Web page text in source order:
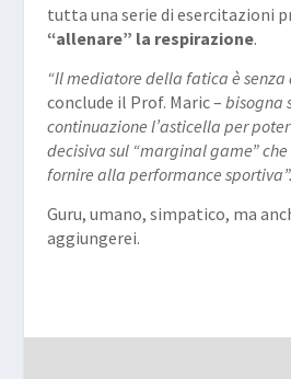
tutta una serie di esercitazioni
“allenare” la respirazione.
“Il mediatore della fatica è
conclude il Prof. Maric – bisogna
continuazione l’asticella per
decisiva sul “marginal game”
fornire alla performance sportiva”.
Guru, umano, simpatico, ma
aggiungerei.